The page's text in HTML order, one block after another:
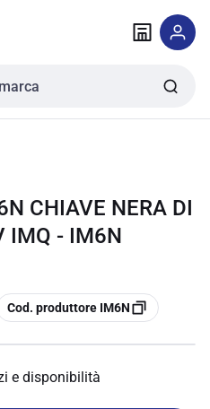
CHIAVE NERA DI
IMQ - IM6N
Cod. produttore IM6N
e disponibilità